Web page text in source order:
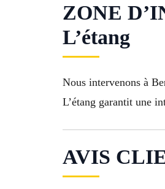
ZONE
L’étang
Nous intervenons à
L’étang garantit une
AVIS